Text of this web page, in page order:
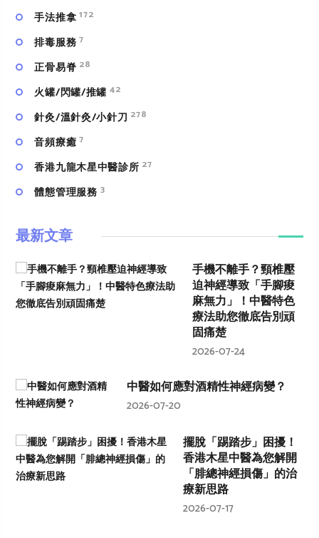
手法推拿 172
排毒服務 7
正骨易脊 28
火罐/閃罐/推罐 42
針灸/溫針灸/小針刀 278
⾳頻療癒 7
香港九龍木星中醫診所 27
體態管理服務 3
最新文章
手機不離手？頸椎壓
迫神經導致「手腳痠
麻無力」！中醫特色
療法助您徹底告別頑
固痛楚
2026-07-24
中醫如何應對酒精性神經病變？
2026-07-20
擺脫「踢踏步」困擾！
香港木星中醫為您解開
「腓總神經損傷」的治
療新思路
2026-07-17